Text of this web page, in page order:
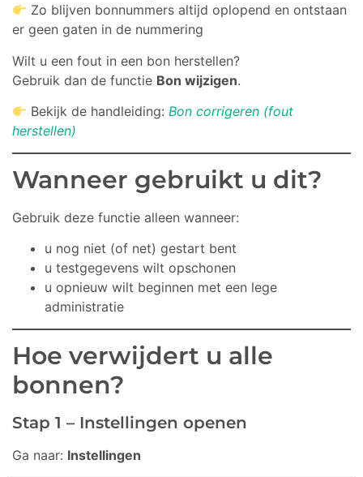
Zo blijven bonnummers altijd oplopend en ontstaan
er geen gaten in de nummering
Wilt u een fout in een bon herstellen?
Gebruik dan de functie Bon wijzigen.
Bekijk de handleiding:Bon corrigeren (fout
herstellen)
Wanneer gebruikt u dit?
Gebruik deze functie alleen wanneer:
u nog niet (of net) gestart bent
u testgegevens wilt opschonen
u opnieuw wilt beginnen met een lege
administratie
Hoe verwijdert u alle
bonnen?
Stap 1 – Instellingen openen
Ga naar: Instellingen